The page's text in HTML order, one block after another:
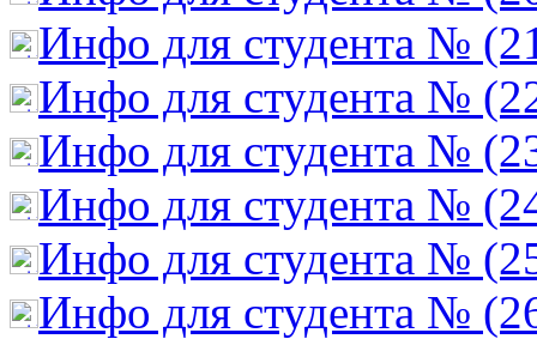
Инфо для студента №
Инфо для студента №
Инфо для студента №
Инфо для студента №
Инфо для студента №
Инфо для студента №